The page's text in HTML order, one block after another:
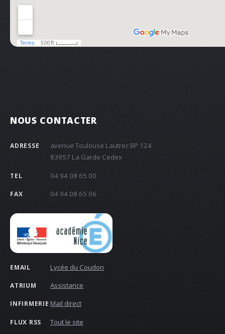
NOUS CONTACTER
ADRESSE
avenue Toulouse Lautrec BP 124
83957 La Garde Cedex
TEL 04 94 08 65 00
FAX 04 94 08 65 06
EMAIL Lycée du Coudon
ATRIUM Assistance
INFIRMERIE Mail direct
FLUX RSS Tout le site